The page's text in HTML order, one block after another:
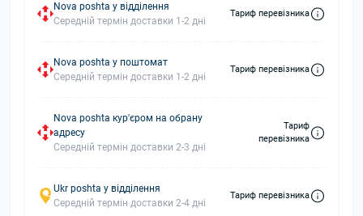
Nova poshta у відділення
Середній термін доставки 1-2 дні
Тариф перевізника
Nova poshta у поштомат
Середній термін доставки 1-2 дні
Тариф перевізника
Nova poshta кур'єром на обрану
адресу
Середній термін доставки 2-3 дні
Тариф
перевізника
Ukr poshta у відділення
Середній термін доставки 2-4 дні
Тариф перевізника